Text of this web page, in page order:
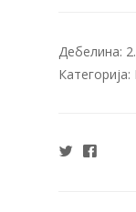
Дебелина:
Категорија: